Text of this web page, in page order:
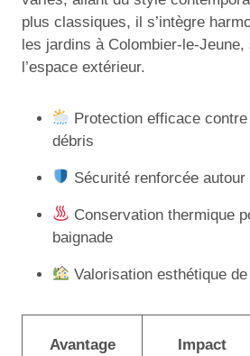
plus classiques, il s’intègre
les jardins à Colombier-le-Jeune,
l’espace extérieur.
Protection efficace
débris
Sécurité renforcée
Conservation thermique
baignade
Valorisation esthétique
Avantage Impact